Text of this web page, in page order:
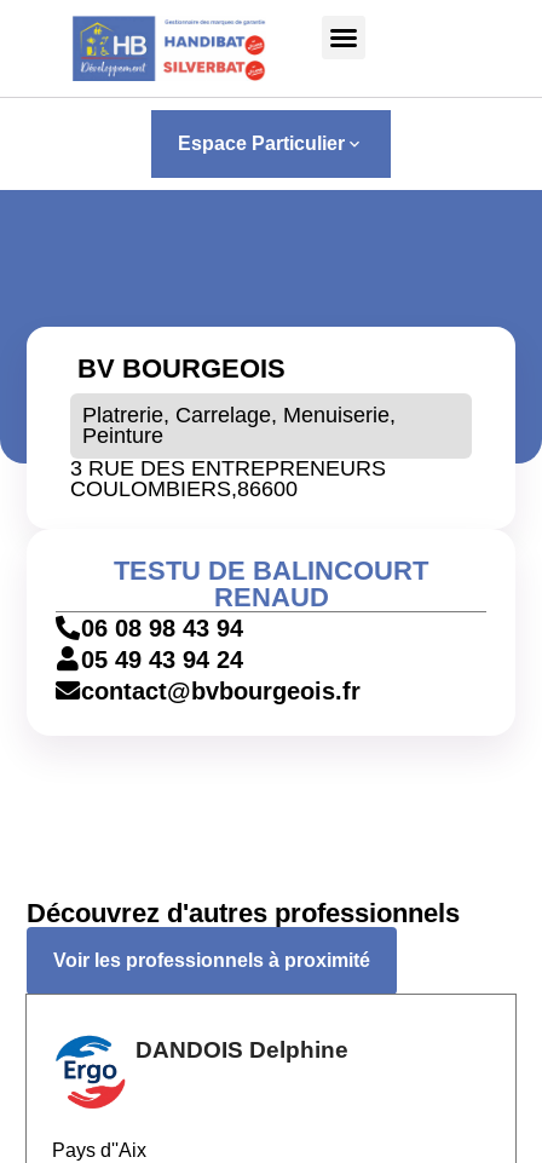
Panneau de gestion des cookies
Espace Particulier keyboard_arrow_down
BV BOURGEOIS
Platrerie, Carrelage, Menuiserie,
Peinture
3 RUE DES ENTREPRENEURS
COULOMBIERS,86600
TESTU DE BALINCOURT
RENAUD
06 08 98 43 94
05 49 43 94 24
contact@bvbourgeois.fr
Découvrez d'autres professionnels
Voir les professionnels à proximité
DANDOIS Delphine
Pays d''Aix